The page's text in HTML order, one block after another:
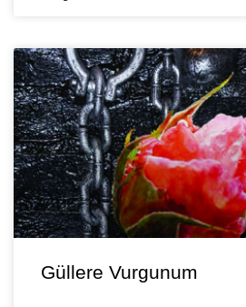
Güllere Vurgunum